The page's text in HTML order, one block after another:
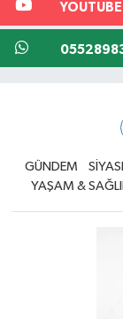
YOUTUBE
GÜNDEM
YAŞAM &